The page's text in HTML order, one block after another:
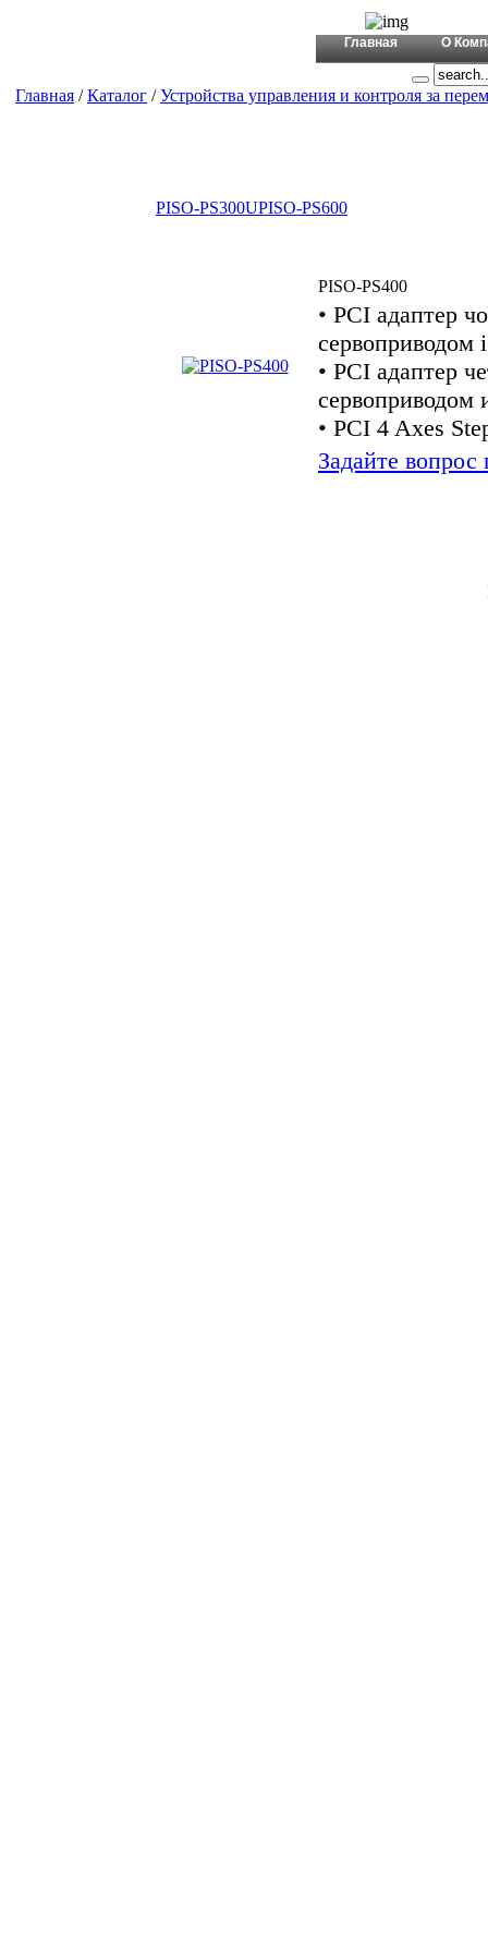
Главная О
Главная /Каталог /Устройства управления и контроля за
PISO-PS300UPISO-PS600
PISO-PS400
• PCI адаптер
сервоприводом
• PCI адаптер
сервоприводом
• PCI 4 Axes
Задайте вопрос